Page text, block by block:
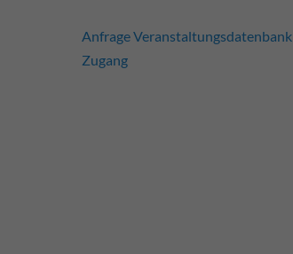
Anfrage Veranstaltungsdatenbank
Zugang